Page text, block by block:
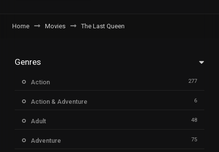
Home Movies The Last Queen
Genres
Action 277
Action & Adventure 6
Adult 48
Adventure 75